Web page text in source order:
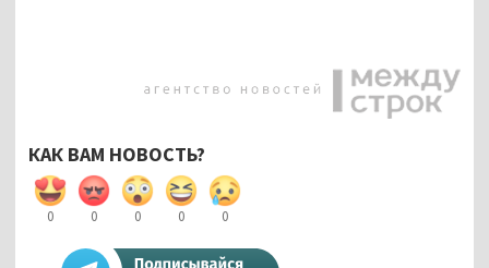
КАК ВАМ НОВОСТЬ?
0 0 0 0 0